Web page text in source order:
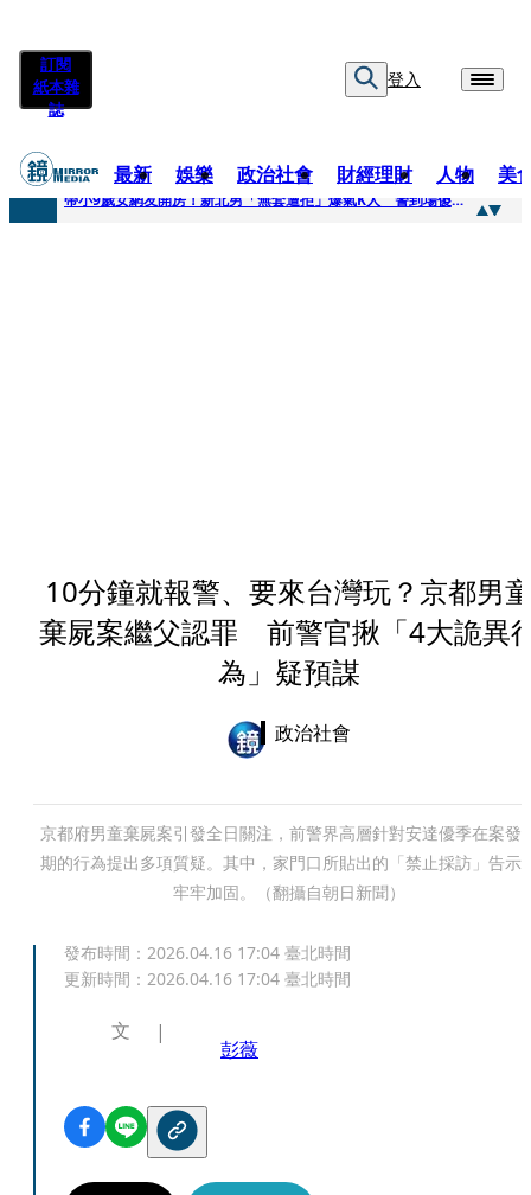
訂閱
紙本雜
誌
登入
最新 娛樂 政治社會 財經理財 人物 美
快訊
帶小9歲女網友開房！新北男「無套遭拒」爆氣K人 警到場傻眼搜到手銬、改造槍
10分鐘就報警、要來台灣玩？京都男
棄屍案繼父認罪 前警官揪「4大詭異
為」疑預謀
政治社會
京都府男童棄屍案引發全日關注，前警界高層針對安達優季在案發
期的行為提出多項質疑。其中，家門口所貼出的「禁止採訪」告示
牢牢加固。（翻攝自朝日新聞）
發布時間： 2026.04.16 17:04 臺北時間
更新時間： 2026.04.16 17:04 臺北時間
文
彭薇